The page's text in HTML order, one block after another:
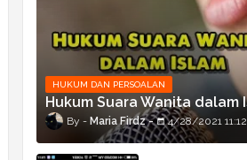
HUKUM DAN PERSOALAN
Hukum Suara Wanita dalam
Maria Firdz 4/28/2021